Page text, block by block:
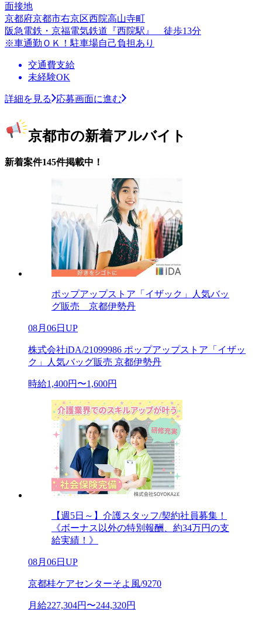
面接地
京都府京都市右京区西院高山寺町
阪急電鉄・京福電気鉄道『西院駅』 徒歩13分
※車通勤ＯＫ！駐車場自己負担あり
交通費支給
未経験OK
詳細を見る 応募画面に進む
京都市の新着アルバイト
新着案件145件掲載中！
ポップアップストア「イザック」人気バッ
グ販売 京都伊勢丹
08月06日UP
株式会社iDA/21099986 ポップアップストア「イザッ
ク」人気バッグ販売 京都伊勢丹
時給1,400円〜1,600円
【週5日～】介護スタッフ/契約社員募集！
《ボーナス以外の特別報酬、約34万円の支
給実績！》
08月06日UP
京都桂ケアセンターそよ風/9270
月給227,304円〜244,320円